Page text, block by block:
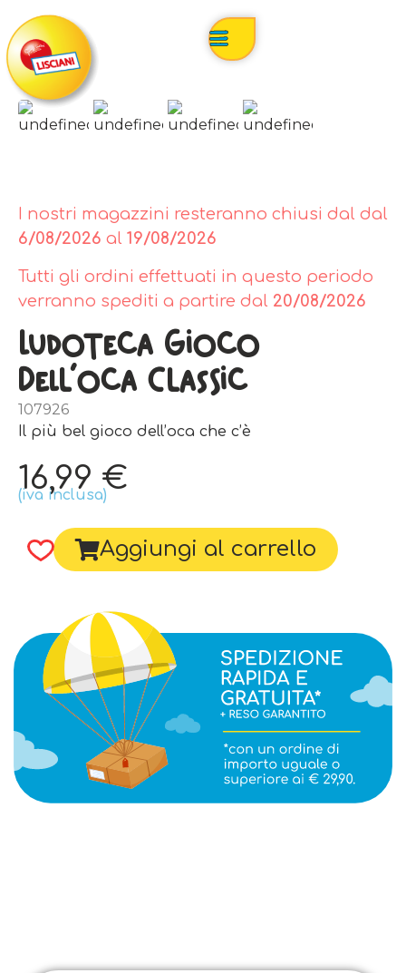
I nostri magazzini resteranno chiusi dal dal
6/08/2026 al 19/08/2026
Tutti gli ordini effettuati in questo periodo
verranno spediti a partire dal 20/08/2026
Ludoteca Gioco
Dell’oca Classic
107926
Il più bel gioco dell’oca che c’è
16,99 €
(iva inclusa)
Aggiungi al carrello